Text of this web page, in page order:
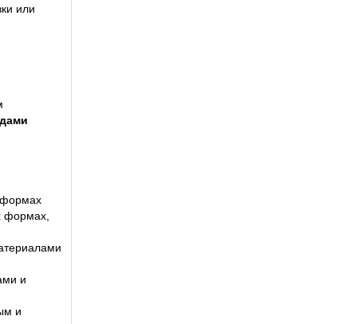
или
формах
формах,
и
и